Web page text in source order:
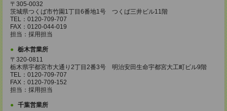
〒305-0032
茨城県つくば市竹園1丁目6番地1号 つくば三井ビル11階
TEL：0120-709-707
FAX：0120-044-019
担当：採用担当
栃木営業所
〒320-0811
栃木県宇都宮市大通り2丁目2番3号 明治安田生命宇都宮大工町ビル9階
TEL：0120-709-707
FAX：0120-709-152
担当：採用担当
千葉営業所